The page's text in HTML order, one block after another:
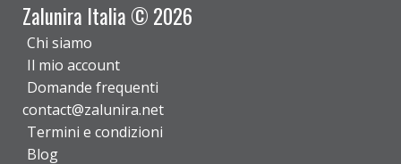
Zalunira Italia © 2026
Chi siamo
Il mio account
Domande frequenti
contact@zalunira.net
Termini e condizioni
Blog